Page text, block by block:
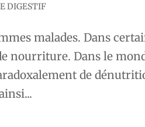
DIGESTIF
malades. Dans
nourriture. Dans le
de